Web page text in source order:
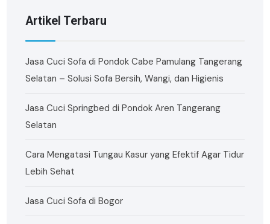
Artikel Terbaru
Jasa Cuci Sofa di Pondok Cabe Pamulang Tangerang
Selatan – Solusi Sofa Bersih, Wangi, dan Higienis
Jasa Cuci Springbed di Pondok Aren Tangerang
Selatan
Cara Mengatasi Tungau Kasur yang Efektif Agar Tidur
Lebih Sehat
Jasa Cuci Sofa di Bogor